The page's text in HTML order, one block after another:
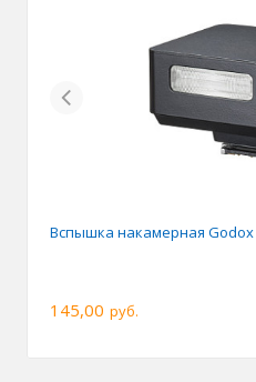
Previous
Вспышка накамерная Godox
145,00 руб.